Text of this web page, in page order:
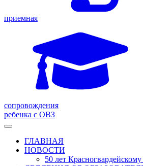
приемная
сопровождения
ребенка с ОВЗ
ГЛАВНАЯ
НОВОСТИ
50 лет